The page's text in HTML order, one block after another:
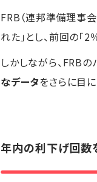
FRB（連邦準備理事
れた」とし、前回の
しかしながら、FRB
なデータをさらに目
年内の利下げ回数